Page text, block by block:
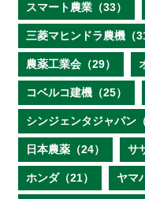
スマート農業（33）
三菱マヒンドラ農機（
農薬工業会（29）
コベルコ建機（25）
シンジェンタジャパン
日本農薬（24） サ
ホンダ（21） ヤマ